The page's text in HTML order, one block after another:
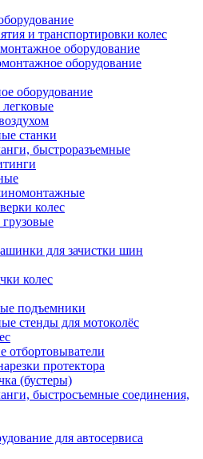
и транспортировки колес
оборудование
оборудование
оборудование
станки
быстроразъемные
колес
для зачистки шин
колес
подъемники
стенды для мотоколёс
отбортовыватели
протектора
(бустеры)
быстросъемные соединения,
для автосервиса